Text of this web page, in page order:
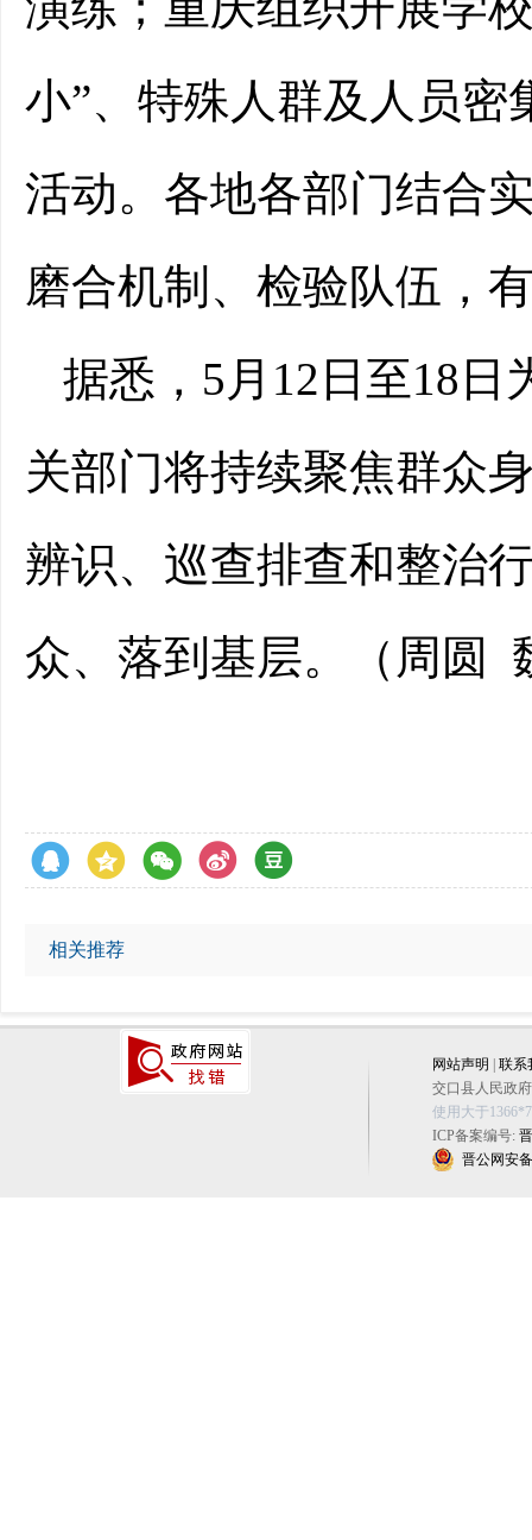
小”、特殊人群及人员
活动。各地各部门结合
磨合机制、检验队伍，
据悉，5月12日至18
关部门将持续聚焦群众
辨识、巡查排查和整治
众、落到基层。（周圆
相关推荐
网站声明
联系
交口县人民政
使用大于
ICP备案编号:
晋公网安